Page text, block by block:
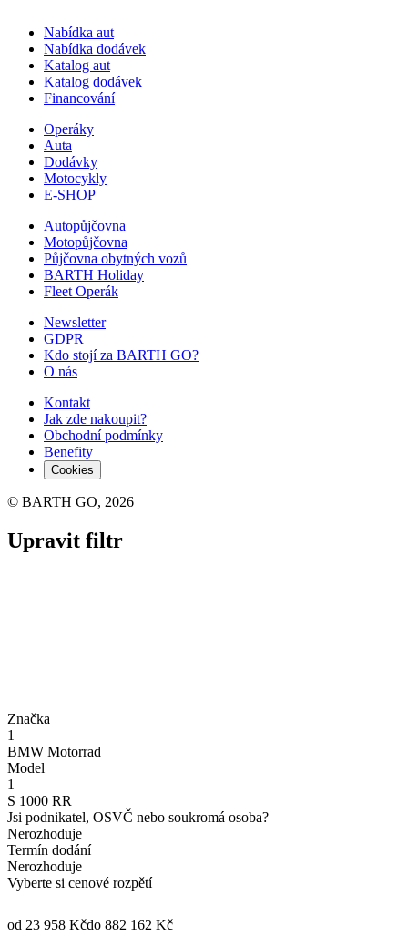
Nabídka aut
Nabídka dodávek
Katalog aut
Katalog dodávek
Financování
Operáky
Auta
Dodávky
Motocykly
E-SHOP
Autopůjčovna
Motopůjčovna
Půjčovna obytných vozů
BARTH Holiday
Fleet Operák
Newsletter
GDPR
Kdo stojí za BARTH GO?
O nás
Kontakt
Jak zde nakoupit?
Obchodní podmínky
Benefity
Cookies
© BARTH GO, 2026
Upravit filtr
Značka
1
BMW Motorrad
Model
1
S 1000 RR
Jsi podnikatel, OSVČ nebo soukromá osoba?
Nerozhoduje
Termín dodání
Nerozhoduje
Vyberte si cenové rozpětí
od 23 958 Kčdo 882 162 Kč